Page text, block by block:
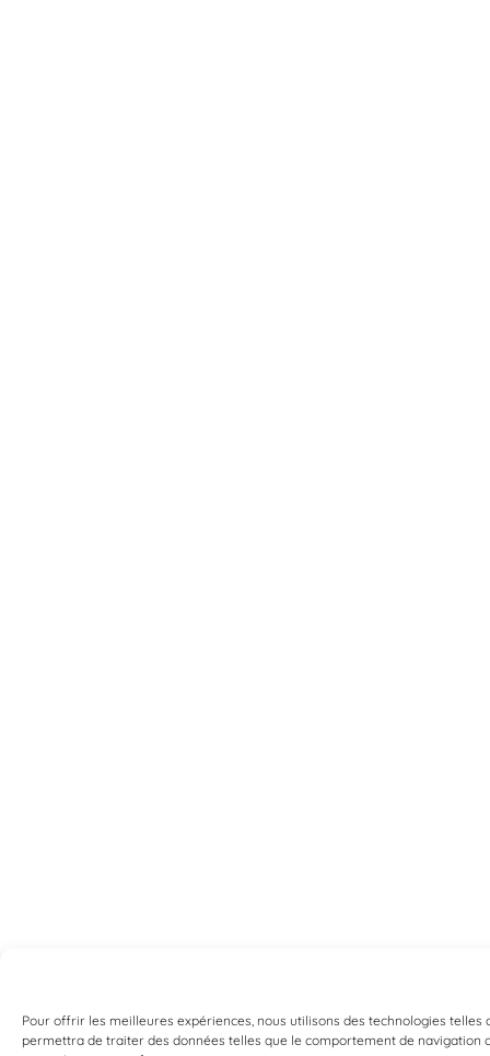
Pour offrir les meilleures expériences, nous utilisons des technologies
permettra de traiter des données telles que le comportement de